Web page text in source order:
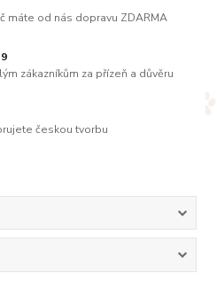
máte od nás dopravu ZDARMA
zákazníkům za přízeň a důvěru
českou tvorbu